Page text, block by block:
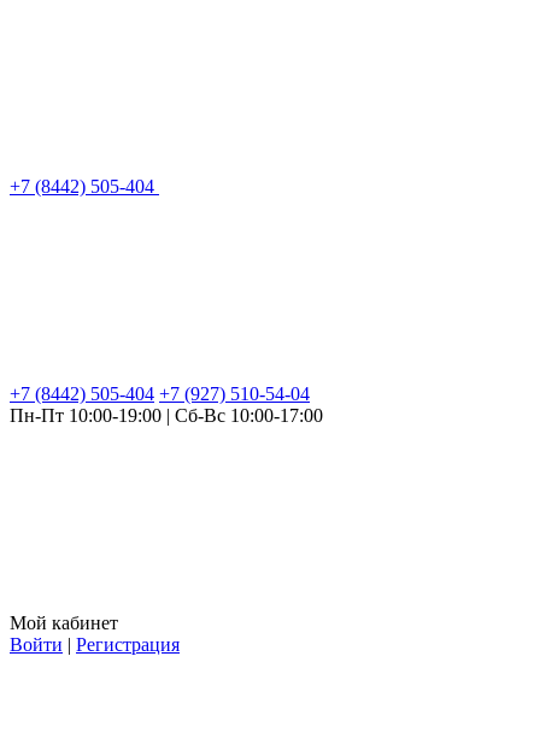
+7 (8442) 505-404
+7 (8442) 505-404 +7 (927) 510-54-04
Пн-Пт 10:00-19:00 | Сб-Вс 10:00-17:00
Мой кабинет
Войти | Регистрация